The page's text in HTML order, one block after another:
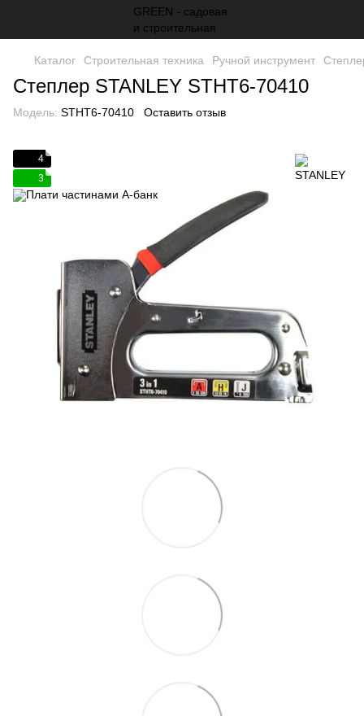
Каталог Строительная техника Ручной инструмент
Степлер STANLEY STHT6-70410
Модель: STHT6-70410 Оставить отзыв
4
3